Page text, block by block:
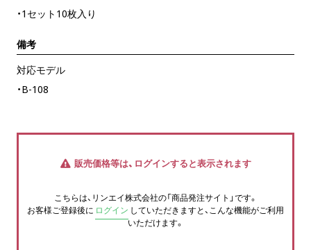
・1セット10枚入り
備考
対応モデル
・B-108
販売価格等は、ログインすると表示されます
こちらは、リンエイ株式会社の「商品発注サイト」です。
お客様ご登録後に ログイン していただきますと、こんな機能がご利用
いただけます。